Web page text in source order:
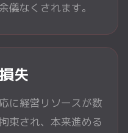
儀なくされます。
失
に経営リソースが数
束され、本来進める